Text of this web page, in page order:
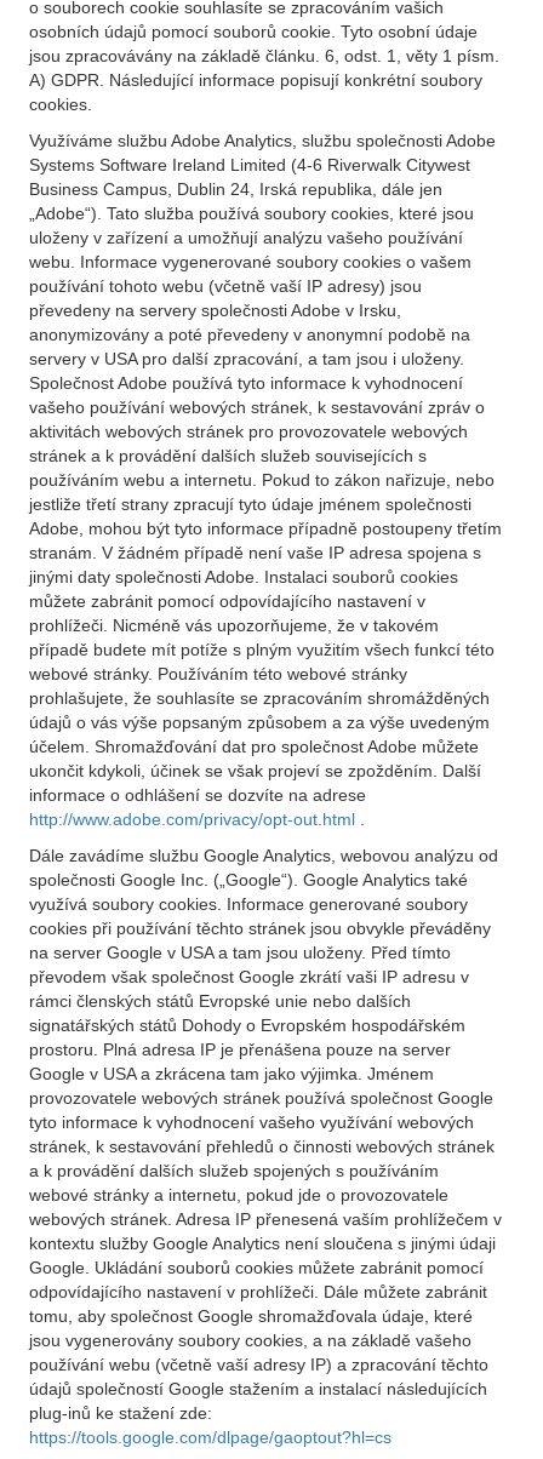
o souborech cookie souhlasíte se zpracováním vašich
osobních údajů pomocí souborů cookie. Tyto osobní údaje
jsou zpracovávány na základě článku. 6, odst. 1, věty 1 písm.
A) GDPR. Následující informace popisují konkrétní soubory
cookies.
Využíváme službu Adobe Analytics, službu společnosti Adobe
Systems Software Ireland Limited (4-6 Riverwalk Citywest
Business Campus, Dublin 24, Irská republika, dále jen
„Adobe“). Tato služba používá soubory cookies, které jsou
uloženy v zařízení a umožňují analýzu vašeho používání
webu. Informace vygenerované soubory cookies o vašem
používání tohoto webu (včetně vaší IP adresy) jsou
převedeny na servery společnosti Adobe v Irsku,
anonymizovány a poté převedeny v anonymní podobě na
servery v USA pro další zpracování, a tam jsou i uloženy.
Společnost Adobe používá tyto informace k vyhodnocení
vašeho používání webových stránek, k sestavování zpráv o
aktivitách webových stránek pro provozovatele webových
stránek a k provádění dalších služeb souvisejících s
používáním webu a internetu. Pokud to zákon nařizuje, nebo
jestliže třetí strany zpracují tyto údaje jménem společnosti
Adobe, mohou být tyto informace případně postoupeny třetím
stranám. V žádném případě není vaše IP adresa spojena s
jinými daty společnosti Adobe. Instalaci souborů cookies
můžete zabránit pomocí odpovídajícího nastavení v
prohlížeči. Nicméně vás upozorňujeme, že v takovém
případě budete mít potíže s plným využitím všech funkcí této
webové stránky. Používáním této webové stránky
prohlašujete, že souhlasíte se zpracováním shromážděných
údajů o vás výše popsaným způsobem a za výše uvedeným
účelem. Shromažďování dat pro společnost Adobe můžete
ukončit kdykoli, účinek se však projeví se zpožděním. Další
informace o odhlášení se dozvíte na adrese
http://www.adobe.com/privacy/opt-out.html
Dále zavádíme službu Google Analytics, webovou analýzu od
společnosti Google Inc. („Google“). Google Analytics také
využívá soubory cookies. Informace generované soubory
cookies při používání těchto stránek jsou obvykle převáděny
na server Google v USA a tam jsou uloženy. Před tímto
převodem však společnost Google zkrátí vaši IP adresu v
rámci členských států Evropské unie nebo dalších
signatářských států Dohody o Evropském hospodářském
prostoru. Plná adresa IP je přenášena pouze na server
Google v USA a zkrácena tam jako výjimka. Jménem
provozovatele webových stránek používá společnost Google
tyto informace k vyhodnocení vašeho využívání webových
stránek, k sestavování přehledů o činnosti webových stránek
a k provádění dalších služeb spojených s používáním
webové stránky a internetu, pokud jde o provozovatele
webových stránek. Adresa IP přenesená vaším prohlížečem v
kontextu služby Google Analytics není sloučena s jinými údaji
Google. Ukládání souborů cookies můžete zabránit pomocí
odpovídajícího nastavení v prohlížeči. Dále můžete zabránit
tomu, aby společnost Google shromažďovala údaje, které
jsou vygenerovány soubory cookies, a na základě vašeho
používání webu (včetně vaší adresy IP) a zpracování těchto
údajů společností Google stažením a instalací následujících
plug-inů ke stažení zde:
https://tools.google.com/dlpage/gaoptout?hl=cs